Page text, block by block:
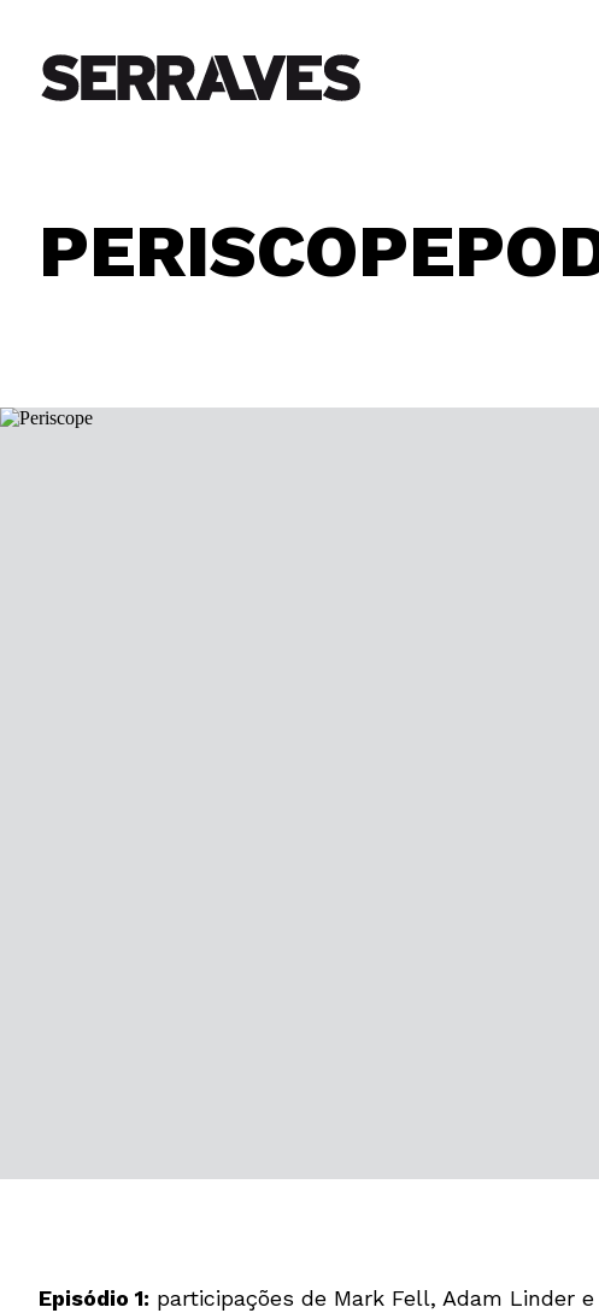
Episódio 1: participações de Mark Fell, Adam Linder